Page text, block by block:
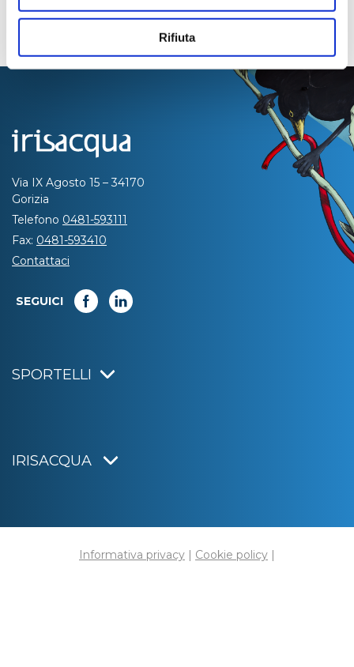
Rifiuta
Via IX Agosto 15 – 34170
Gorizia
Telefono 0481-593111
Fax: 0481-593410
Contattaci
SEGUICI
SPORTELLI
IRISACQUA
Informativa privacy | Cookie policy |